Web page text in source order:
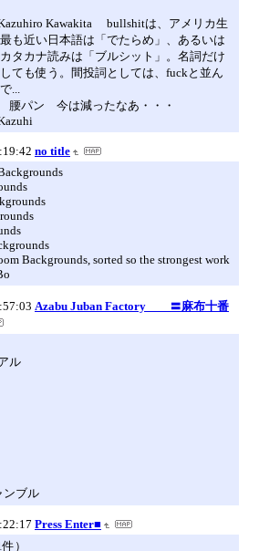
Kawakita bullshitは、アメリカ生
も近い日本語は「でたらめ」、あるいは
カタカナ読みは「ブルシット」。名詞だけ
ても使う。間投詞としては、fuckと並ん
...
腰パン 今は減ったなあ・・・
no title
Backgrounds, sorted so the strongest work
Azabu Juban Factory 〓麻布十番
ル
ンブル
Press Enter■
）